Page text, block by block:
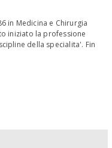
in Medicina e Chirurgia
iniziato la professione
della specialita'. Fin